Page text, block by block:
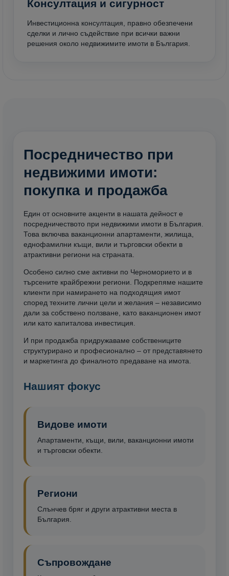
Консултация и сигурност
Инвестиционна консултация, правно обезпечени
сделки и лично съдействие при всички важни
решения около недвижимите имоти в България.
Посредничество при
недвижими имоти:
покупка и продажба
Един от основните акценти в нашата дейност е
посредничеството при недвижими имоти в България.
Това включва ваканционни апартаменти, жилища,
еднофамилни къщи, вили и търговски обекти в
атрактивни региони на страната.
Особено силно сме активни по Черноморието и в
търсените крайбрежни региони. Подкрепяме нашите
клиенти при намирането на подходящия имот
според техните лични цели и желания – независимо
дали за собствено ползване, като ваканционен имот
или като капиталова инвестиция.
И при продажба придружаваме собствениците
структурирано и професионално – от представянето
и маркетинга до финалното предаване на имота.
Нашият фокус
Видове имоти
Апартаменти, къщи, вили, ваканционни имоти
и търговски обекти.
Региони
Слънчев бряг и други атрактивни места в
България.
Съпровождане